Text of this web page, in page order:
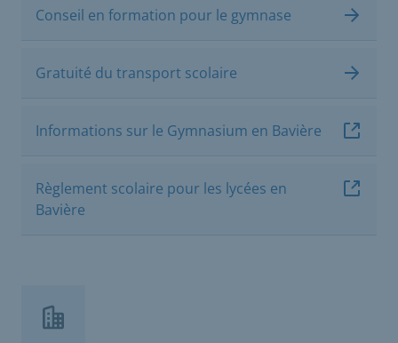
Conseil en formation pour le gymnase
Gratuité du transport scolaire
Informations sur le Gymnasium en Bavière
Règlement scolaire pour les lycées en
Bavière